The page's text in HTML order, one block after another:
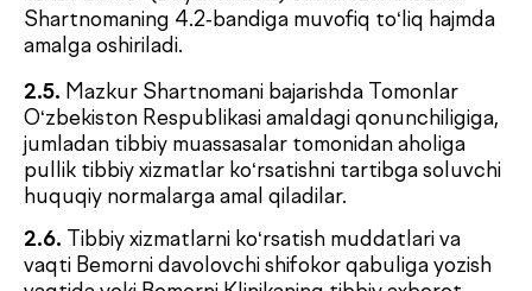
3.1.5.
Tibbiy xizmatlar ko‘rsatish jarayonida yuzaga
kelishi mumkin bo‘lgan asoratlar haqida Bemorni
xabardor qilish.
3.1.6.
O‘zbekiston Respublikasi qonunchiligida
belgilangan tartibda Bemoriga konsultativ varaqa
yoki boshqa tibbiy hujjatlarni taqdim etish.
3.1.7.Klinikaga tibbiy xizmatlar ko‘rsatish faoliyatini
amalga oshirish uchun berilgan ruxsat beruvchi
hujjatlar — tibbiy xizmatlar ko‘rsatish litsenziyasi,
ma’lumotlar bilan tanishish imkoniyatini ta’minlash,
bu esa Bemorning Klinikaga murojaat qilish bo‘yicha
ongli qaror qabul qilishi uchun zarur bo‘lgan hajm